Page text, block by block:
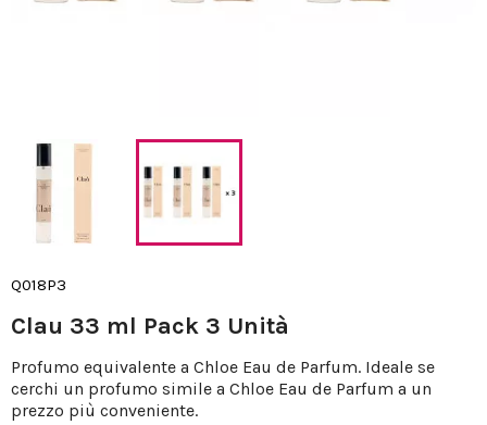
Q018P3
Clau 33 ml Pack 3 Unità
Profumo equivalente a Chloe Eau de Parfum. Ideale se
cerchi un profumo simile a Chloe Eau de Parfum a un
prezzo più conveniente.